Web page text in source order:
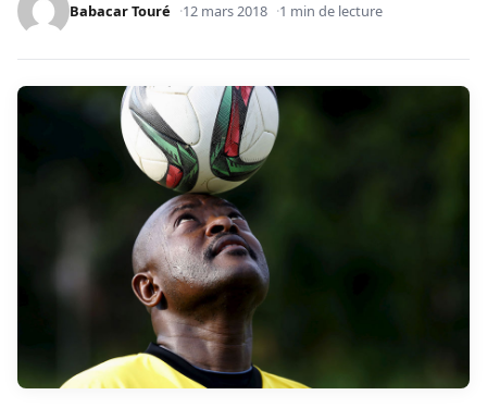
Babacar Touré 12 mars 2018 1 min de lecture